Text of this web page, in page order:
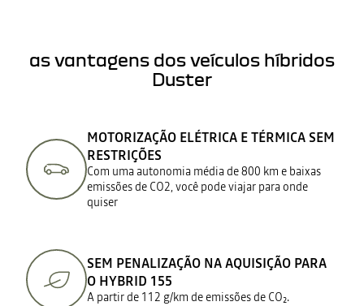
as vantagens dos veículos híbridos
Duster
MOTORIZAÇÃO ELÉTRICA E TÉRMICA SEM
RESTRIÇÕES
Com uma autonomia média de 800 km e baixas
emissões de CO2, você pode viajar para onde
quiser
SEM PENALIZAÇÃO NA AQUISIÇÃO PARA
O HYBRID 155
A partir de 112 g/km de emissões de CO₂.​